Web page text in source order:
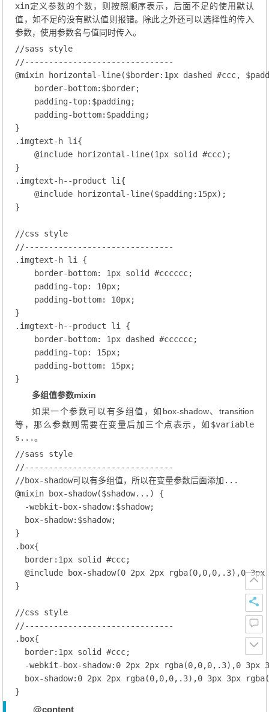
xin定义参数的个数，则按照顺序表示，后面不足的使用默认
值，如不足的没有默认值则报错。除此之外还可以选择性的传入
参数，使用参数名与值同时传入。
//sass style
//-------------------------------
@mixin horizontal-line($border: 1px dashed #ccc,
border-bottom:$border;
padding-top:$padding;
padding-bottom:$padding;
.imgtext-h li {
@include horizontal-line(1px solid #ccc);
.imgtext-h--product
li {
@include horizontal-line($padding: 15px);
}
//css style
//-------------------------------
.imgtext-h li
{
border-bottom: 1px solid #cccccc;
padding-top: 10px;
padding-bottom: 10px;
.imgtext-h--product
li
{
border-bottom: 1px dashed #cccccc;
padding-top: 15px;
padding-bottom: 15px;
多组值参数mixin
如果一个参数可以有多组值，如box-shadow、transition
等，那么参数则需要在变量后加三个点表示，如 $variable
s...。
//sass style
//-------------------------------
//box-shadow可以有多组值，所以在变量参数后面添加...
@mixin box-shadow($shadow...) {
  -webkit-
box-shadow:$shadow;
box-shadow:$shadow;
.box{
border: 1px solid #ccc;
@include box-shadow(0 2px 2px rgba(0,0,0,. 3),0 3px
}
//css style
//-------------------------------
.box{
border: 1px solid #ccc;
  -webkit-
box-shadow: 0 2px 2px rgba(0,0,0,. 3),0 3px
box-shadow: 0 2px 2px rgba(0,0,0,. 3),0 3px 3px
@content